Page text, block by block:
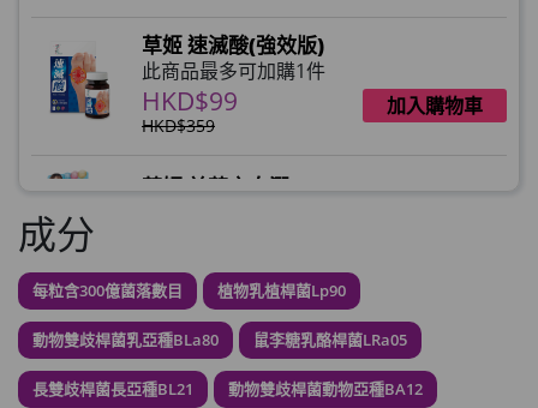
草姬 速滅酸(強效版)
此商品最多可加購1件
HKD$99
HKD$359
加入購物車
草姬 益菌之白潤
草姬 調經緊緻寶(27年2月到期)
此商品最多可加購1件
HKD$169
HKD$369
加入購物車
成分
每粒含300億菌落數目 植物乳植桿菌Lp90
動物雙歧桿菌乳亞種BLa80 鼠李糖乳酪桿菌LRa05
長雙歧桿菌長亞種BL21 動物雙歧桿菌動物亞種BA12